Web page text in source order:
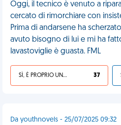
Oggi, il tecnico è venuto a
cercato di rimorchiare con
Prima di andarsene ha
avuto bisogno di lui e mi ha
lavastoviglie è guasta. FML
SÌ, È PROPRIO UNA VDM! 37
Da youthnovels - 25/07/2025 09:32